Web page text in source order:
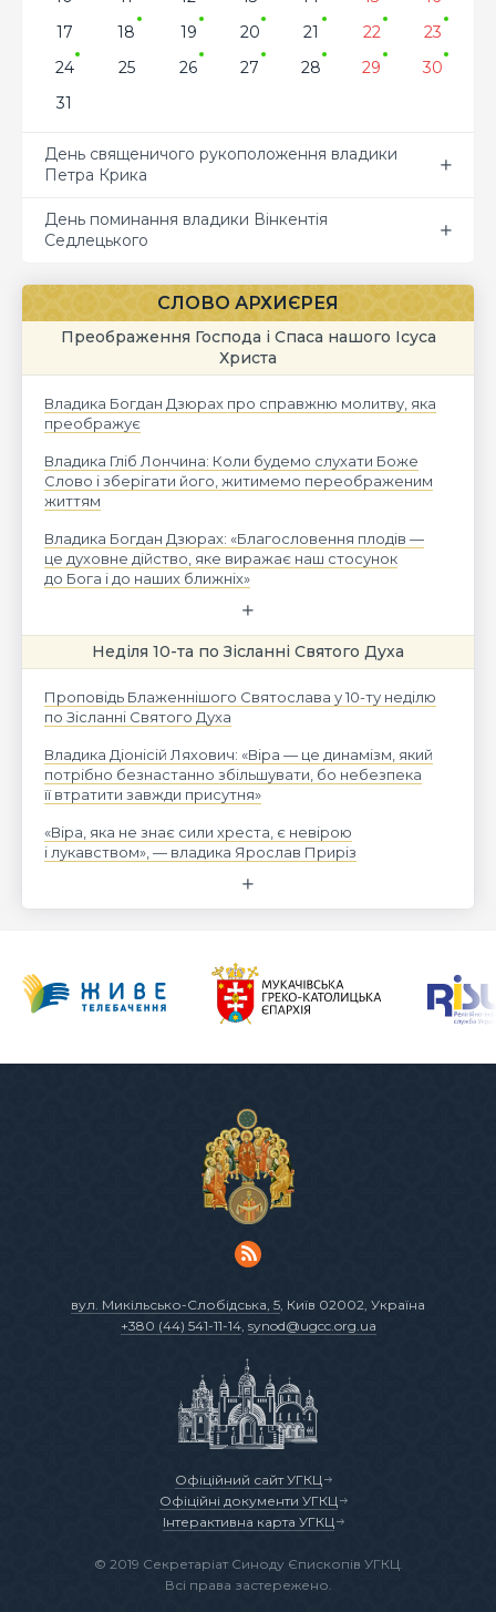
17
18 19 20 21 22
23
24
25 26 27 28 29
30
31
День священичого рукоположення владики
Петра Крика
День поминання владики Вінкентія
Седлецького
СЛОВО АРХИЄРЕЯ
Преображення Господа і Спаса нашого Ісуса
Христа
Владика Богдан Дзюрах про справжню молитву, яка
преображує
Владика Гліб Лончина: Коли будемо слухати Боже
Слово і зберігати його, житимемо переображеним
життям
Владика Богдан Дзюрах: «Благословення плодів —
це духовне дійство, яке виражає наш стосунок
до Бога і до наших ближніх»
Неділя 10-та по Зісланні Святого Духа
Проповідь Блаженнішого Святослава у 10-ту неділю
по Зісланні Святого Духа
Владика Діонісій Ляхович: «Віра — це динамізм, який
потрібно безнастанно збільшувати, бо небезпека
її втратити завжди присутня»
«Віра, яка не знає сили хреста, є невірою
і лукавством», — владика Ярослав Приріз
вул. Микільсько-Слобідська, 5 , Київ 02002, Україна
+380 (44) 541-11-14, synod@ugcc.org.ua
Офіційний сайт УГКЦ
Офіційні документи УГКЦ
Інтерактивна карта УГКЦ
© 2019 Секретаріат Синоду Єпископів УГКЦ.
Всі права застережено.